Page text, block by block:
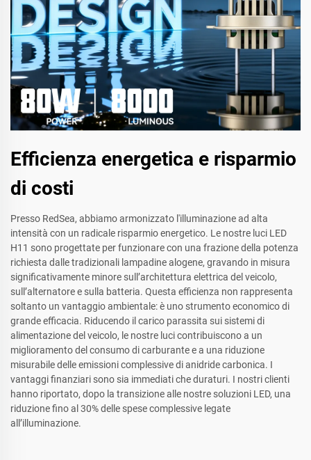
Efficienza energetica e risparmio
di costi
Presso RedSea, abbiamo armonizzato l'illuminazione ad alta
intensità con un radicale risparmio energetico. Le nostre luci LED
H11 sono progettate per funzionare con una frazione della potenza
richiesta dalle tradizionali lampadine alogene, gravando in misura
significativamente minore sull’architettura elettrica del veicolo,
sull’alternatore e sulla batteria. Questa efficienza non rappresenta
soltanto un vantaggio ambientale: è uno strumento economico di
grande efficacia. Riducendo il carico parassita sui sistemi di
alimentazione del veicolo, le nostre luci contribuiscono a un
miglioramento del consumo di carburante e a una riduzione
misurabile delle emissioni complessive di anidride carbonica. I
vantaggi finanziari sono sia immediati che duraturi. I nostri clienti
hanno riportato, dopo la transizione alle nostre soluzioni LED, una
riduzione fino al 30% delle spese complessive legate
all’illuminazione.